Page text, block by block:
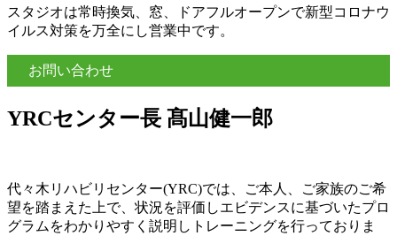
スタジオは常時換気、窓、ドアフルオープンで新型コロナウ
イルス対策を万全にし営業中です。
お問い合わせ
YRCセンター長 髙山健一郎
代々木リハビリセンター(YRC)では、ご本人、ご家族のご希
望を踏まえた上で、状況を評価しエビデンスに基づいたプロ
グラムをわかりやすく説明しトレーニングを行っておりま